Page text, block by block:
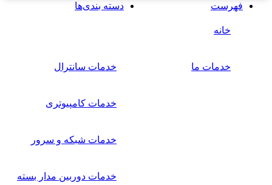
فهرست دسته بندی‌ها
خانه
خدمات ما خدمات سانترال
خدمات کامپیوتری
خدمات شبکه و سرور
خدمات دوربین مدار بسته